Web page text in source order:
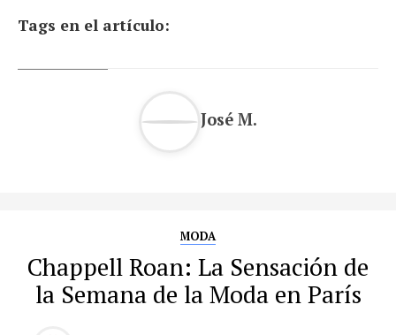
Tags en el artículo:
José M.
MODA
Chappell Roan: La Sensación de
la Semana de la Moda en París